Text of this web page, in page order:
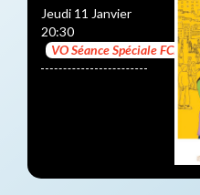
Jeudi 11 Janvier
20:30
VO Séance Spéciale FCDH